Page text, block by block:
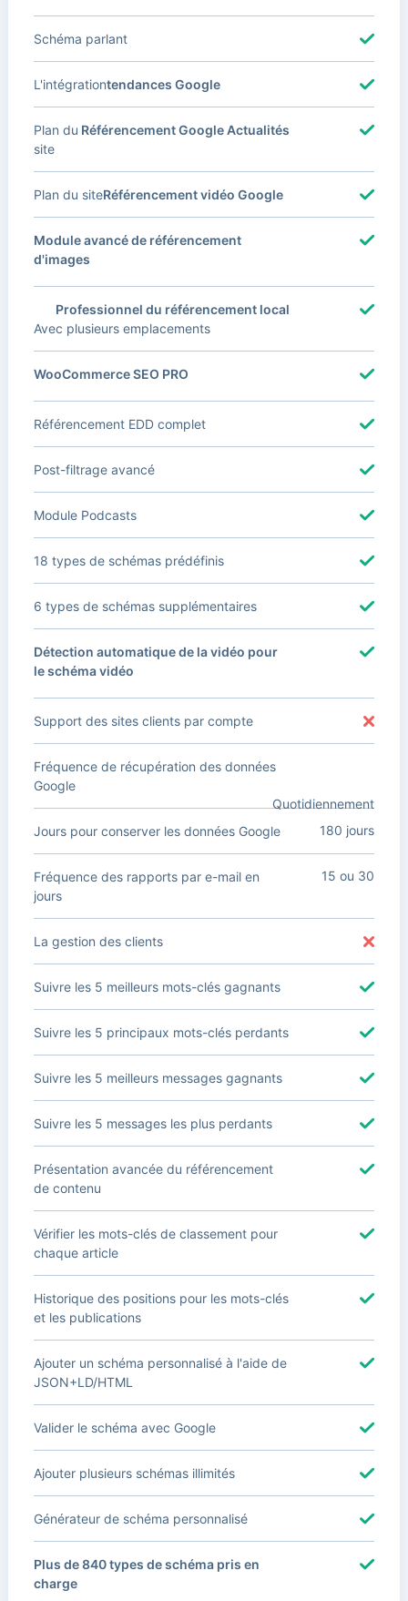
Schéma parlant
tendances Google
L'intégration
Référencement Google Actualités
Plan du
site
Référencement vidéo Google
Plan du site
Module avancé de référencement
d'images
Professionnel du référencement local
Avec plusieurs emplacements
WooCommerce SEO PRO
Référencement EDD complet
Post-filtrage avancé
Module Podcasts
18 types de schémas prédéfinis
6 types de schémas supplémentaires
Détection automatique de la vidéo pour
le schéma vidéo
Support des sites clients par compte
Fréquence de récupération des données
Google
Quotidiennement
Jours pour conserver les données Google
180 jours
Fréquence des rapports par e-mail en
jours
15 ou 30
La gestion des clients
Suivre les 5 meilleurs mots-clés gagnants
Suivre les 5 principaux mots-clés perdants
Suivre les 5 meilleurs messages gagnants
Suivre les 5 messages les plus perdants
Présentation avancée du référencement
de contenu
Vérifier les mots-clés de classement pour
chaque article
Historique des positions pour les mots-clés
et les publications
Ajouter un schéma personnalisé à l'aide de
JSON+LD/HTML
Valider le schéma avec Google
Ajouter plusieurs schémas illimités
Générateur de schéma personnalisé
Plus de 840 types de schéma pris en
charge